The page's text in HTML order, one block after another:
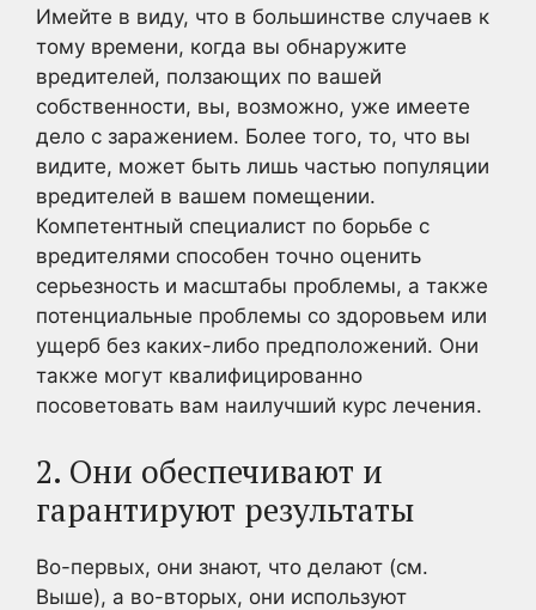
Имейте в виду, что в большинстве случаев к
тому времени, когда вы обнаружите
вредителей, ползающих по вашей
собственности, вы, возможно, уже имеете
дело с заражением. Более того, то, что вы
видите, может быть лишь частью популяции
вредителей в вашем помещении.
Компетентный специалист по борьбе с
вредителями способен точно оценить
серьезность и масштабы проблемы, а также
потенциальные проблемы со здоровьем или
ущерб без каких-либо предположений. Они
также могут квалифицированно
посоветовать вам наилучший курс лечения.
2. Они обеспечивают и
гарантируют результаты
Во-первых, они знают, что делают (см.
Выше), а во-вторых, они используют